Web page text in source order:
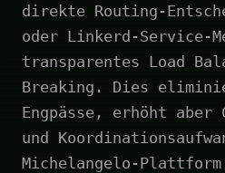
direkte Routing-
oder Linkerd-Service-
transparentes Load
Breaking. Dies
Engpässe, erhöht
und
Michelangelo-